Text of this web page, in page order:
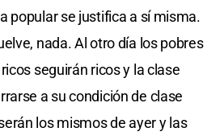
popular se justifica a sí misma.
nada. Al otro día los pobres
seguirán ricos y la clase
a su condición de clase
los mismos de ayer y las